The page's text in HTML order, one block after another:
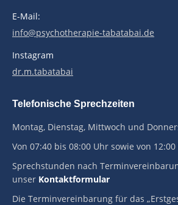
E-Mail:
info@psychotherapie-tabatabai.de
Instagram
dr.m.tabatabai
Telefonische Sprechzeiten
Montag, Dienstag, Mittwoch und
Von 07:40 bis 08:00 Uhr sowie von
Sprechstunden nach
unser Kontaktformular
Die Terminvereinbarung für das